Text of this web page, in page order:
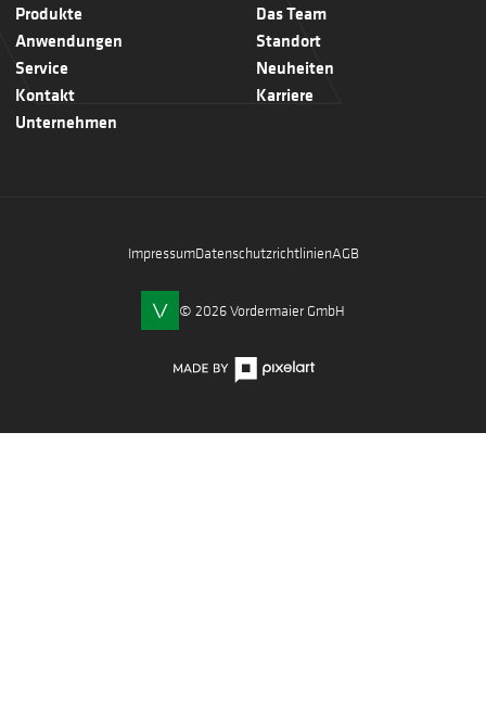
Produkte
Anwendungen
Service
Kontakt
Unternehmen
Das Team
Standort
Neuheiten
Karriere
ImpressumDatenschutzrichtlinienAGB
© 2026 Vordermaier GmbH